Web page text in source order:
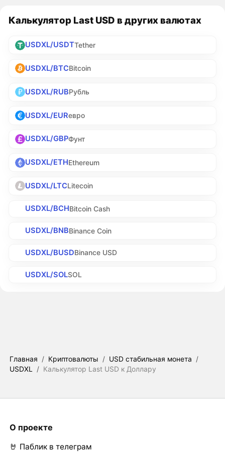
Калькулятор Last USD в других валютах
USDXL/USDTTether
USDXL/BTCBitcoin
USDXL/RUBРубль
USDXL/EURевро
USDXL/GBPФунт
USDXL/ETHEthereum
USDXL/LTCLitecoin
USDXL/BCHBitcoin Cash
USDXL/BNBBinance Coin
USDXL/BUSDBinance USD
USDXL/SOLSOL
Главная / Криптовалюты / USD стабильная монета /
USDXL / Калькулятор Last USD к Доллару
О проекте
🤘 Паблик в телеграм